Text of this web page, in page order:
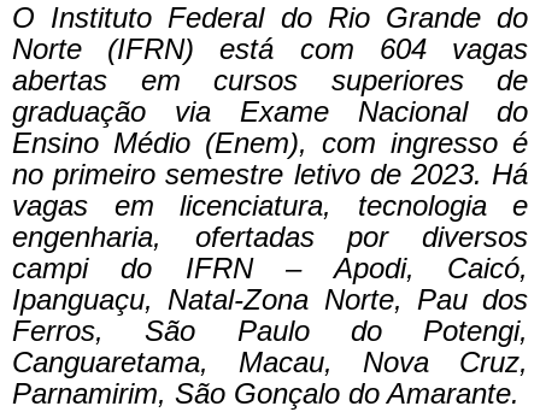
O Instituto Federal do Rio Grande do
Norte (IFRN) está com 604 vagas
abertas em cursos superiores de
graduação via Exame Nacional do
Ensino Médio (Enem), com ingresso é
no primeiro semestre letivo de 2023. Há
vagas em licenciatura, tecnologia e
engenharia, ofertadas por diversos
campi do IFRN – Apodi, Caicó,
Ipanguaçu, Natal-Zona Norte, Pau dos
Ferros, São Paulo do Potengi,
Canguaretama, Macau, Nova Cruz,
Parnamirim, São Gonçalo do Amarante.